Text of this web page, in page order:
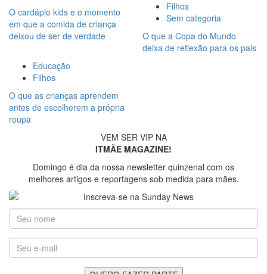
O cardápio kids e o momento
em que a comida de criança
deixou de ser de verdade
Filhos
Sem categoria
O que a Copa do Mundo
deixa de reflexão para os pais
Educação
Filhos
O que as crianças aprendem
antes de escolherem a própria
roupa
VEM SER VIP NA
ITMÃE MAGAZINE!
Domingo é dia da nossa newsletter quinzenal com os
melhores artigos e reportagens sob medida para mães.